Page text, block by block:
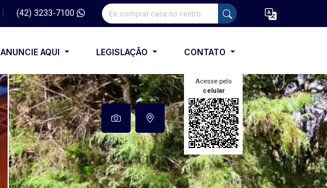
(42) 3233-7100
ANUNCIE AQUI LEGISLAÇÃO CONTATO
Acesse pelo
celular